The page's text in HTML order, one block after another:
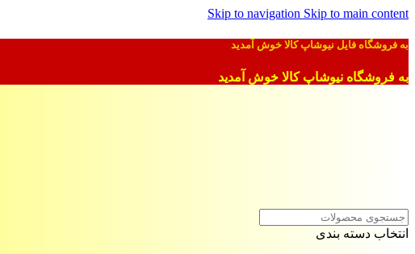
Skip to navigation Skip to main content
به فروشگاه فایل نیوشاپ کالا خوش آمدید
به فروشگاه نیوشاپ کالا خوش آمدید
انتخاب دسته بندی